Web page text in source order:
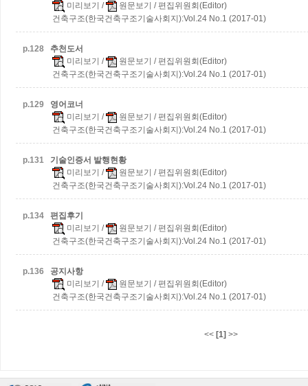
미리보기 / 원문보기 / 편집위원회(Editor)
건축구조(한국건축구조기술사회지):Vol.24 No.1 (2017-01)
p.128
추천도서
미리보기 / 원문보기 / 편집위원회(Editor)
건축구조(한국건축구조기술사회지):Vol.24 No.1 (2017-01)
p.129
영어코너
미리보기 / 원문보기 / 편집위원회(Editor)
건축구조(한국건축구조기술사회지):Vol.24 No.1 (2017-01)
p.131
기술인증서 발행현황
미리보기 / 원문보기 / 편집위원회(Editor)
건축구조(한국건축구조기술사회지):Vol.24 No.1 (2017-01)
p.134
편집후기
미리보기 / 원문보기 / 편집위원회(Editor)
건축구조(한국건축구조기술사회지):Vol.24 No.1 (2017-01)
p.136
공지사항
미리보기 / 원문보기 / 편집위원회(Editor)
건축구조(한국건축구조기술사회지):Vol.24 No.1 (2017-01)
<< [1] >>